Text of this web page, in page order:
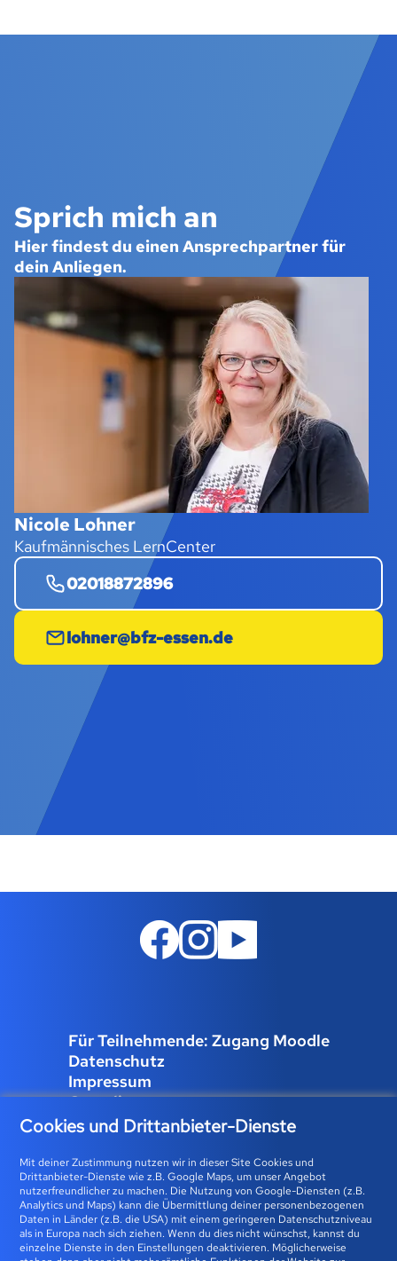
Sprich mich an
Hier findest du einen Ansprechpartner für
dein Anliegen.
Nicole Lohner
Kaufmännisches LernCenter
02018872896
lohner@bfz-essen.de
Für Teilnehmende: Zugang Moodle
Datenschutz
Impressum
Compliance
Job und Karriere
Bfz-Essen GmbH | Karolingerstraße 93 | 45141 Essen 0800
23 93 773 (gebührenfrei) |info@bfz-essen.de
Cookies und Drittanbieter-Dienste
Mit deiner Zustimmung nutzen wir in dieser Site Cookies und
Drittanbieter-Dienste wie z.B. Google Maps, um unser Angebot
nutzerfreundlicher zu machen. Die Nutzung von Google-Diensten (z.B.
Analytics und Maps) kann die Übermittlung deiner personenbezogenen
Daten in Länder (z.B. die USA) mit einem geringeren Datenschutzniveau
als in Europa nach sich ziehen. Wenn du dies nicht wünschst, kannst du
einzelne Dienste in den Einstellungen deaktivieren. Möglicherweise